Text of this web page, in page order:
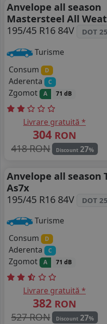
Anvelope all season
Mastersteel All
195/45 R16 84V
DOT 25
Turisme
Consum
D
Aderenta C
Zgomot A 71 dB
Livrare gratuită *
304 RON
418 RON
Discount 27%
Anvelope all season
As7x
195/45 R16 84V
DOT 25
Turisme
Consum
D
Aderenta C
Zgomot A 71 dB
Livrare gratuită *
382 RON
527 RON
Discount 27%